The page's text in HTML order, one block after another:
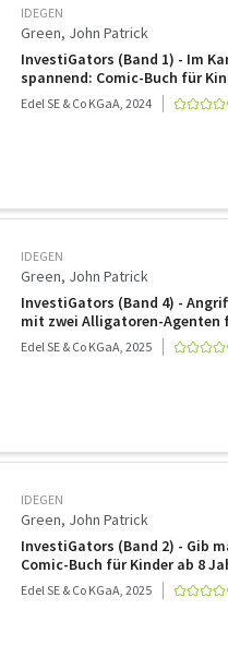
IDEGEN
Green, John Patrick
InvestiGators (Band 1) - Im
spannend: Comic-Buch für
Edel SE & Co KGaA, 2024
IDEGEN
Green, John Patrick
InvestiGators (Band 4) -
mit zwei Alligatoren-Agenten
Edel SE & Co KGaA, 2025
IDEGEN
Green, John Patrick
InvestiGators (Band 2) - Gib
Comic-Buch für Kinder ab 8
Edel SE & Co KGaA, 2025